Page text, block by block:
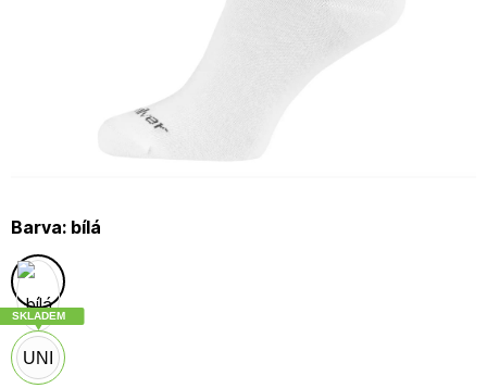
Barva: bílá
UNI
SKLADEM